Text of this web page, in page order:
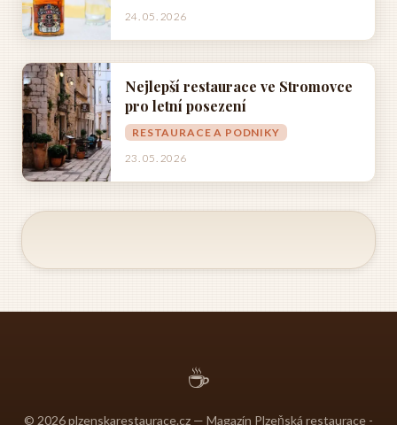
24. 05. 2026
Nejlepší restaurace ve Stromovce
pro letní posezení
RESTAURACE A PODNIKY
23. 05. 2026
☕
© 2026 plzenskarestaurace.cz — Magazín Plzeňská restaurace -